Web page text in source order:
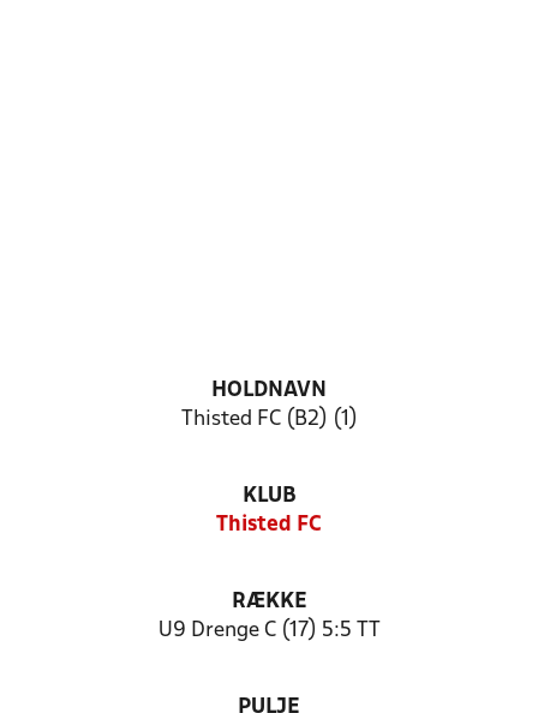
HOLDNAVN
Thisted FC (B2) (1)
KLUB
Thisted FC
RÆKKE
U9 Drenge C (17) 5:5 TT
PULJE